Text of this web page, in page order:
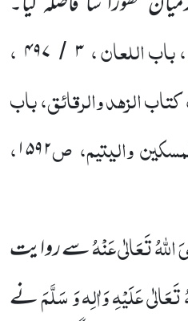
اللعان ،۳ / ۴۹۷ ،
الزہد والرقائق، باب
والیتیم، ص۱۵۹۲،
تَعَالٰی عَنْہُسے روایت
عَلَیْہِ وَاٰلِہ وَ سَلَّمَنے